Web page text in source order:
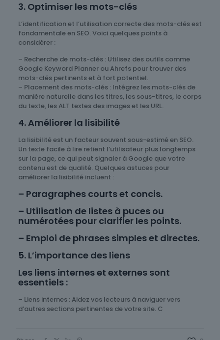
3. Optimiser les mots-clés
L’identification et l’utilisation correcte des mots-clés est
fondamentale en SEO. Voici quelques points à
considérer :
– Recherche de mots-clés : Utilisez des outils comme
Google Keyword Planner ou Ahrefs pour trouver des
mots-clés pertinents et à fort potentiel.
– Placement des mots-clés : Intégrez les mots-clés de
manière naturelle dans les titres, les sous-titres, le corps
du texte, les ALT textes des images et les URL.
4. Améliorer la lisibilité
La lisibilité est un facteur souvent sous-estimé en SEO.
Un texte facile à lire retient l’utilisateur plus longtemps
sur la page, ce qui peut signaler à Google que votre
contenu est de qualité. Quelques astuces pour
améliorer la lisibilité incluent :
– Paragraphes courts et concis.
– Utilisation de listes à puces ou
numérotées pour clarifier les points.
– Emploi de phrases simples et directes.
5. L’importance des liens
Les liens internes et externes sont
essentiels :
– Liens internes : Aidez vos lecteurs à naviguer vers
d’autres sections pertinentes de votre site. C